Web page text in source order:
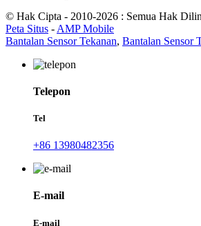
© Hak Cipta - 2010-2026 : Semua Hak
Peta Situs - AMP Mobile
Bantalan Sensor Tekanan, Bantalan Sensor
Telepon
Tel
+86 13980482356
E-mail
E-mail